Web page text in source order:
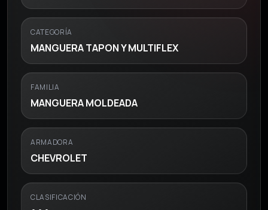
CATEGORÍA
MANGUERA TAPON Y MULTIFLEX
FAMILIA
MANGUERA MOLDEADA
ARMADORA
CHEVROLET
CLASIFICACIÓN